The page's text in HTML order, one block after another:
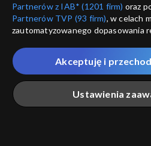
Zwierzaki Czytaki
Podziemna atrakcja
turystyczna
Partnerów z IAB* (1201 firm) oraz
Partnerów TVP (93 firm), w celach
zautomatyzowanego dopasowania
które wskazujemy poniżej, a także
przez nas identyfikatora PPID do
Twoje dane osobowe zbierane
Ciebie naszych
poszczególnych
„Portalem”, w tym informacje
Ustawienia
Akceptuję i